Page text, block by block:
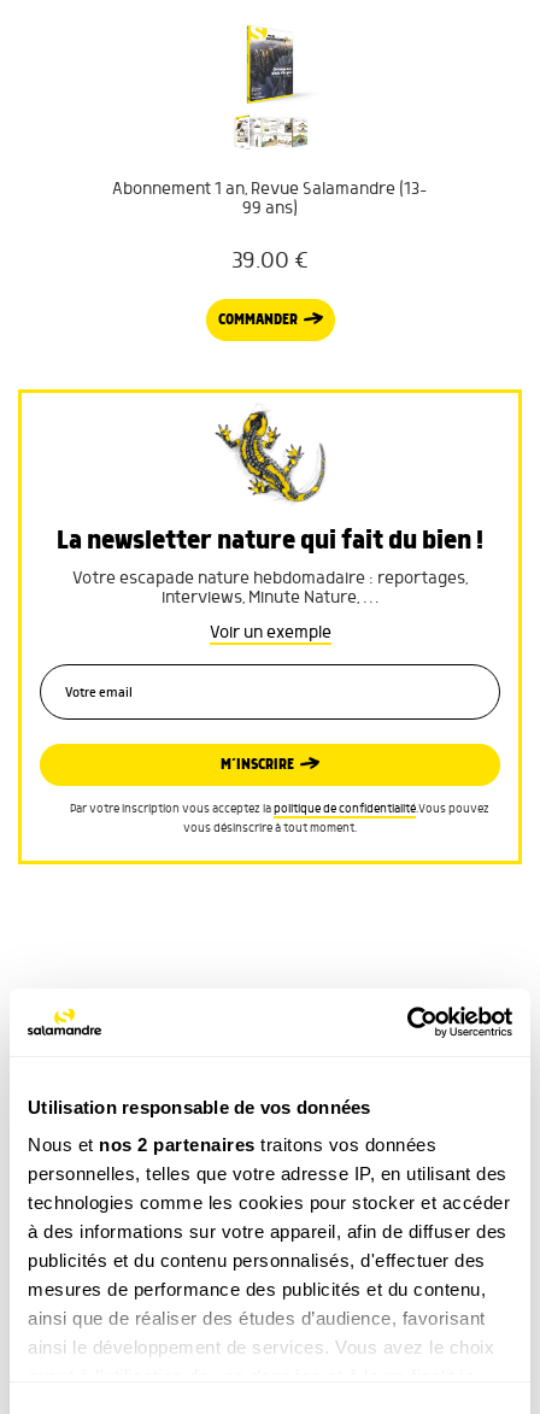
Utilisation responsable de vos données
Nous et nos 2 partenaires traitons vos données
personnelles, telles que votre adresse IP, en utilisant des
technologies comme les cookies pour stocker et accéder
à des informations sur votre appareil, afin de diffuser des
publicités et du contenu personnalisés, d'effectuer des
mesures de performance des publicités et du contenu,
ainsi que de réaliser des études d’audience, favorisant
ainsi le développement de services. Vous avez le choix
Abonnement 1 an, Revue Salamandre (13-
99 ans)
39.00 €
COMMANDER
La newsletter nature qui fait du bien !
Votre escapade nature hebdomadaire : reportages,
interviews, Minute Nature, …
Voir un exemple
M’INSCRIRE
Par votre inscription vous acceptez lapolitique de confidentialité.Vous pouvez
vous désinscrire à tout moment.
TAGS
Oiseau Etang / Lac
Ces produits pourraient vous
intéresser